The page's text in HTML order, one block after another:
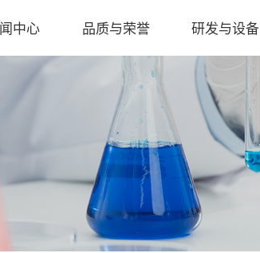
中心 品质与荣誉 研发与设备